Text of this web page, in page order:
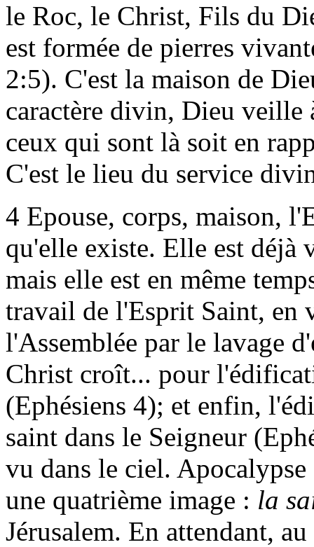
le Roc, le Christ, Fils du
est formée de pierres
2:5). C'est la maison de
caractère divin, Dieu veille
ceux qui sont là soit en
C'est le lieu du service
4 Epouse, corps, maison,
qu'elle existe. Elle est déjà
mais elle est en même
travail de l'Esprit Saint, en
l'Assemblée par le lavage
Christ croît... pour
(Ephésiens 4); et enfin,
saint dans le Seigneur
vu dans le ciel.
une quatrième image : la
Jérusalem. En attendant,